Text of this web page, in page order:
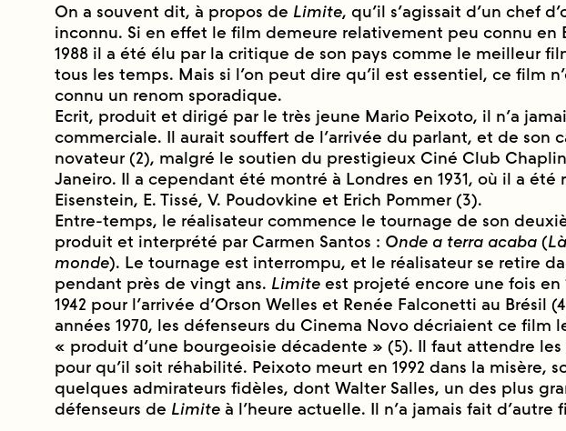
On a souvent dit, à propos de Limite, qu’il s’agissait d’un chef
inconnu. Si en effet le film demeure relativement peu connu en
1988 il a été élu par la critique de son pays comme le meilleur
tous les temps. Mais si l’on peut dire qu’il est essentiel, ce film
connu un renom sporadique.
Ecrit, produit et dirigé par le très jeune Mario Peixoto, il n’a
commerciale. Il aurait souffert de l’arrivée du parlant, et de son
novateur (2), malgré le soutien du prestigieux Ciné Club
Janeiro. Il a cependant été montré à Londres en 1931, où il a été
Eisenstein, E. Tissé, V. Poudovkine et Erich Pommer (3).
Entre-temps, le réalisateur commence le tournage de son
produit et interprété par Carmen Santos : Onde a terra acaba(
monde). Le tournage est interrompu, et le réalisateur se retire
pendant près de vingt ans. Limiteest projeté encore une fois en
1942 pour l’arrivée d’Orson Welles et Renée Falconetti au Brésil
années 1970, les défenseurs du Cinema Novo décriaient ce film
« produit d’une bourgeoisie décadente » (5). Il faut attendre les
pour qu’il soit réhabilité. Peixoto meurt en 1992 dans la misère,
quelques admirateurs fidèles, dont Walter Salles, un des plus
défenseurs de Limiteà l’heure actuelle. Il n’a jamais fait d’autre